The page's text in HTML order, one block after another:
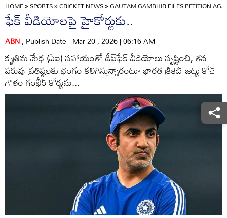
HOME»SPORTS»CRICKET NEWS»GAUTAM GAMBHIR FILES PETITION
ఫేక్‌ వీడియోలపై హైకోర్టుకు..
ABN, Publish Date - Mar 20 , 2026 | 06:16 AM
కృత్రిమ మేధ (ఏఐ) సహాయంతో డీప్‌ఫేక్‌ వీడియోలు సృష్టించి, తన
పరువు ప్రతిష్ఠలకు భంగం కలిగిస్తున్నారంటూ భారత క్రికెట్‌ జట్టు కోచ్‌
గౌతం గంభీర్‌ కోర్టును...